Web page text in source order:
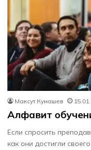
Максут Кумашев
Алфавит
Если спросить
как они достигли